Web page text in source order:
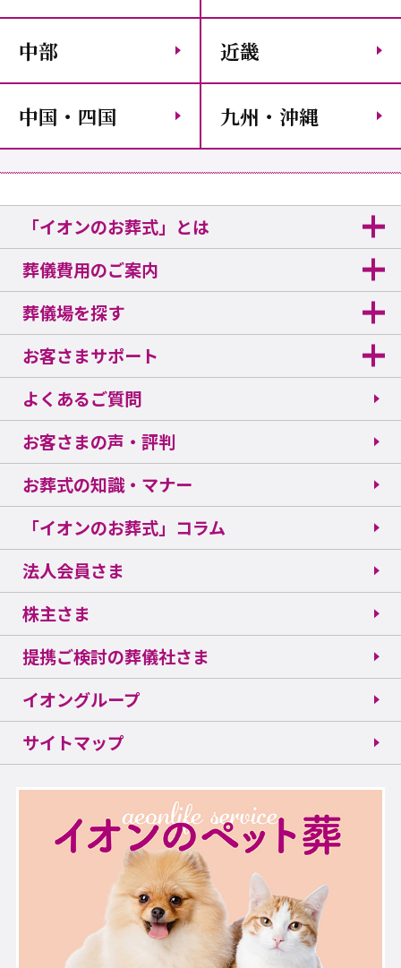
中部 近畿
中国・四国 九州・沖縄
「イオンのお葬式」とは
葬儀費用のご案内
葬儀場を探す
お客さまサポート
よくあるご質問
お客さまの声・評判
お葬式の知識・マナー
「イオンのお葬式」コラム
法人会員さま
株主さま
提携ご検討の葬儀社さま
イオングループ
サイトマップ